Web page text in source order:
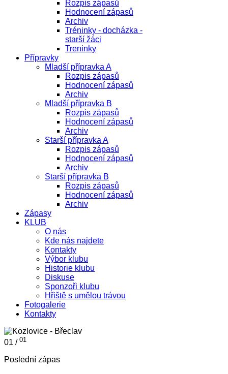
Rozpis zápasů
Hodnocení zápasů
Archiv
Tréninky - docházka -
starší žáci
Treninky
Přípravky
Mladší přípravka A
Rozpis zápasů
Hodnocení zápasů
Archiv
Mladší přípravka B
Rozpis zápasů
Hodnocení zápasů
Archiv
Starší přípravka A
Rozpis zápasů
Hodnocení zápasů
Archiv
Starší přípravka B
Rozpis zápasů
Hodnocení zápasů
Archiv
Zápasy
KLUB
O nás
Kde nás najdete
Kontakty
Výbor klubu
Historie klubu
Diskuse
Sponzoři klubu
Hřiště s umělou trávou
Fotogalerie
Kontakty
01 / 01
Poslední zápas